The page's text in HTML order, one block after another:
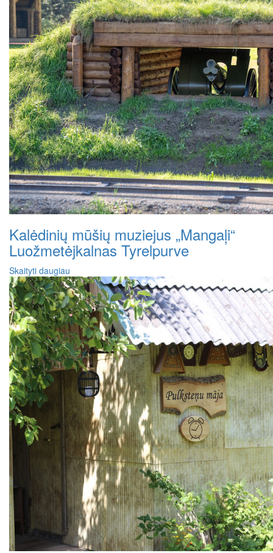
Kalėdinių mūšių muziejus „Mangaļi“
Luožmetėjkalnas Tyrelpurve
Skaityti daugiau